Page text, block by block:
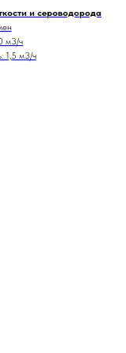
и сероводорода
м3/ч
1,5 м3/ч